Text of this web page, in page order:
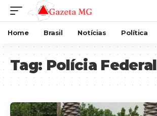
Home Brasil Notícias Política
Tag: Polícia Federal